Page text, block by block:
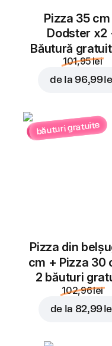
Pizza 35 cm
Dodster x2
Băutură
101,95 lei
de la 96,99
băuturi gratuite
Pizza din
cm + Pizza 30
2 băuturi
102,96 lei
de la 82,99